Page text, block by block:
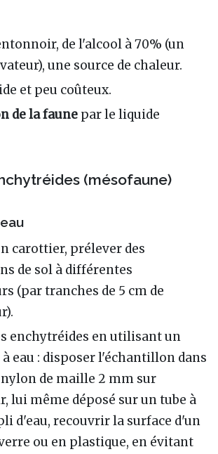
de l'alcool à 70% (un
une source de chaleur.
et peu coûteux.
de la faune par le liquide
(mésofaune)
carottier, prélever des
de sol à différentes
(par tranches de 5 cm de
enchytréides en utilisant un
eau : disposer l'échantillon dans
de maille 2 mm sur
lui même déposé sur un tube à
d'eau, recouvrir la surface d'un
ou en plastique, en évitant